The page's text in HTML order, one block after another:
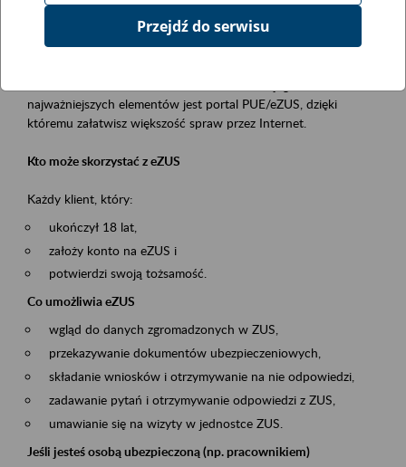
Opis wydarzenia
Platforma Usług Elektronicznych ZUS eZUS
najważniejszych elementów jest portal PUE/eZUS, dzięki
któremu załatwisz większość spraw przez Internet.
Kto może skorzystać z eZUS
Każdy klient, który:
ukończył 18 lat,
założy konto na eZUS i
potwierdzi swoją tożsamość.
Co umożliwia eZUS
wgląd do danych zgromadzonych w ZUS,
przekazywanie dokumentów ubezpieczeniowych,
składanie wniosków i otrzymywanie na nie odpowiedzi,
zadawanie pytań i otrzymywanie odpowiedzi z ZUS,
umawianie się na wizyty w jednostce ZUS.
Jeśli jesteś osobą ubezpieczoną (np. pracownikiem)
Przejdź do serwisu